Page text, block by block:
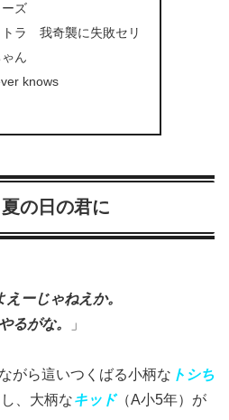
ズ
トラ 我奇襲に失敗セリ
ん
knows
の日の君に
ーじゃねえか。
るがな。
」
がら這いつくばる小柄な トシち
、大柄なキッド（A小5年）が